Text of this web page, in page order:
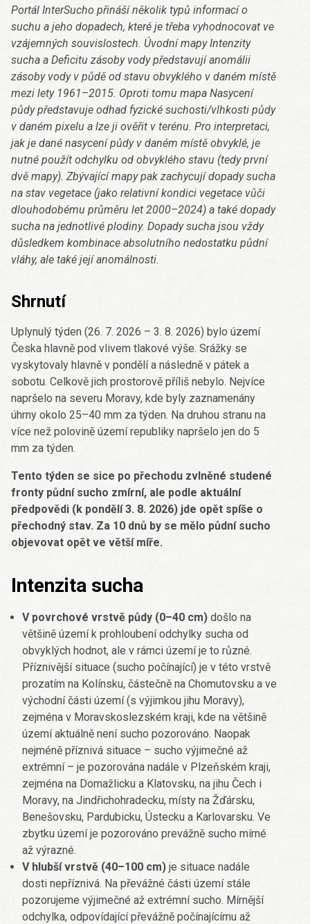
Portál InterSucho přináší několik typů informací o
suchu a jeho dopadech, které je třeba vyhodnocovat ve
vzájemných souvislostech. Úvodní mapy Intenzity
sucha a Deficitu zásoby vody představují anomálii
zásoby vody v půdě od stavu obvyklého v daném místě
mezi lety 1961–2015. Oproti tomu mapa Nasycení
půdy představuje odhad fyzické suchosti/vlhkosti půdy
v daném pixelu a lze ji ověřit v terénu. Pro interpretaci,
jak je dané nasycení půdy v daném místě obvyklé, je
nutné použít odchylku od obvyklého stavu (tedy první
dvě mapy). Zbývající mapy pak zachycují dopady sucha
na stav vegetace (jako relativní kondici vegetace vůči
dlouhodobému průměru let 2000–2024) a také dopady
sucha na jednotlivé plodiny. Dopady sucha jsou vždy
důsledkem kombinace absolutního nedostatku půdní
vláhy, ale také její anomálnosti.
Shrnutí
Uplynulý týden (26. 7. 2026 – 3. 8. 2026) bylo území
Česka hlavně pod vlivem tlakové výše. Srážky se
vyskytovaly hlavně v pondělí a následně v pátek a
sobotu. Celkově jich prostorově příliš nebylo. Nejvíce
napršelo na severu Moravy, kde byly zaznamenány
úhrny okolo 25–40 mm za týden. Na druhou stranu na
více než polovině území republiky napršelo jen do 5
mm za týden.
Tento týden se sice po přechodu zvlněné studené
fronty půdní sucho zmírní, ale podle aktuální
předpovědi (k pondělí 3. 8. 2026) jde opět spíše o
přechodný stav. Za 10 dnů by se mělo půdní sucho
objevovat opět ve větší míře.
Intenzita sucha
V povrchové vrstvě půdy (0–40 cm) došlo na
většině území k prohloubení odchylky sucha od
obvyklých hodnot, ale v rámci území je to různé.
Příznivější situace (sucho počínající) je v této vrstvě
prozatím na Kolínsku, částečně na Chomutovsku a ve
východní části území (s výjimkou jihu Moravy),
zejména v Moravskoslezském kraji, kde na většině
území aktuálně není sucho pozorováno. Naopak
nejméně příznivá situace – sucho výjimečné až
extrémní – je pozorována nadále v Plzeňském kraji,
zejména na Domažlicku a Klatovsku, na jihu Čech i
Moravy, na Jindřichohradecku, místy na Žďársku,
Benešovsku, Pardubicku, Ústecku a Karlovarsku. Ve
zbytku území je pozorováno prevážně sucho mírné
až výrazné.
V hlubší vrstvě (40–100 cm) je situace nadále
dosti nepříznivá. Na převážné části území stále
pozorujeme výjimečné až extrémní sucho. Mírnější
odchylka, odpovídající převážně počínajícímu až